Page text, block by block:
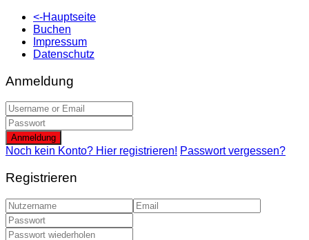
<-Hauptseite
Buchen
Impressum
Datenschutz
Anmeldung
Anmeldung
Noch kein Konto? Hier registrieren! Passwort vergessen?
Registrieren